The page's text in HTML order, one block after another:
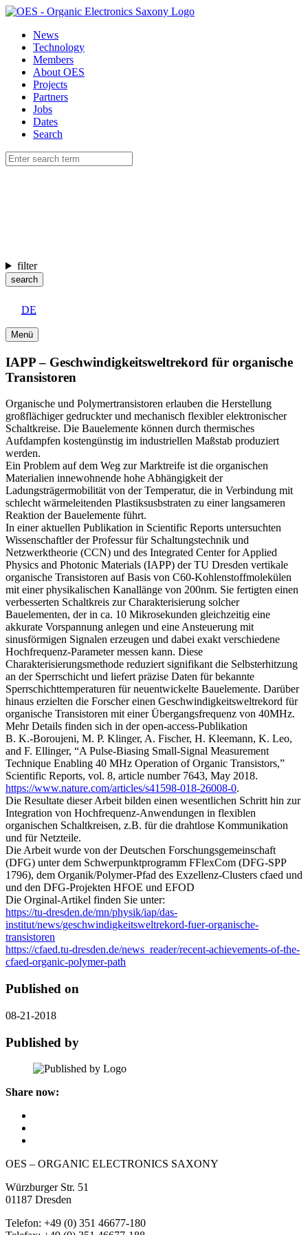
News
Technology
Members
About OES
Projects
Partners
Jobs
Dates
Search
filter
search
DE
Menü
IAPP – Geschwindigkeits­weltrekord für organische
Transistoren
Organische und Polymertransistoren erlauben die Herstellung
großflächiger gedruckter und mechanisch flexibler elektronischer
Schaltkreise. Die Bauelemente können durch thermisches
Aufdampfen kostengünstig im industriellen Maßstab produziert
werden.
Ein Problem auf dem Weg zur Marktreife ist die organischen
Materialien innewohnende hohe Abhängigkeit der
Ladungsträgermobilität von der Temperatur, die in Verbindung mit
schlecht wärmeleitenden Plastiksusbstraten zu einer langsameren
Reaktion der Bauelemente führt.
In einer aktuellen Publikation in Scientific Reports untersuchten
Wissenschaftler der Professur für Schaltungstechnik und
Netzwerktheorie (CCN) und des Integrated Center for Applied
Physics and Photonic Materials (IAPP) der TU Dresden vertikale
organische Transistoren auf Basis von C60-Kohlenstoffmolekülen
mit einer physikalischen Kanallänge von 200nm. Sie fertigten einen
verbesserten Schaltkreis zur Charakterisierung solcher
Bauelementen, der in ca. 10 Mikrosekunden gleichzeitig eine
akkurate Vorspannung anlegen und eine Ansteuerung mit
sinusförmigen Signalen erzeugen und dabei exakt verschiedene
Hochfrequenz-Parameter messen kann. Diese
Charakterisierungsmethode reduziert signifikant die Selbsterhitzung
an der Sperrschicht und liefert präzise Daten für bekannte
Sperrschichttemperaturen für neuentwickelte Bauelemente. Darüber
hinaus erzielten die Forscher einen Geschwindigkeitsweltrekord für
organische Transistoren mit einer Übergangsfrequenz von 40MHz.
Mehr Details finden sich in der open-access-Publikation
B. K.-Boroujeni, M. P. Klinger, A. Fischer, H. Kleemann, K. Leo,
and F. Ellinger, “A Pulse-Biasing Small-Signal Measurement
Technique Enabling 40 MHz Operation of Organic Transistors,”
Scientific Reports, vol. 8, article number 7643, May 2018.
https://www.nature.com/articles/s41598-018-26008-0.
Die Resultate dieser Arbeit bilden einen wesentlichen Schritt hin zur
Integration von Hochfrequenz-Anwendungen in flexiblen
organischen Schaltkreisen, z.B. für die drahtlose Kommunikation
und für Netzteile.
Die Arbeit wurde von der Deutschen Forschungsgemeinschaft
(DFG) unter dem Schwerpunktprogramm FFlexCom (DFG-SPP
1796), dem Organik/Polymer-Pfad des Exzellenz-Clusters cfaed und
und den DFG-Projekten HFOE und EFOD
Die Orginal-Artikel finden Sie unter:
https://tu-dresden.de/mn/physik/iap/das-
institut/news/geschwindigkeitsweltrekord-fuer-organische-
transistoren
https://cfaed.tu-dresden.de/news_reader/recent-achievements-of-the-
cfaed-organic-polymer-path
Published on
08-21-2018
Published by
Share now:
OES – ORGANIC ELECTRONICS SAXONY
Würzburger Str. 51
01187 Dresden
Telefon: +49 (0) 351 46677-180